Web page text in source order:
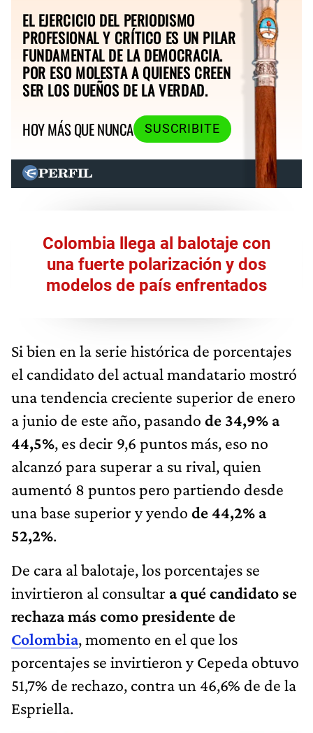
EL EJERCICIO DEL PERIODISMO
PROFESIONAL Y CRÍTICO ES UN PILAR
FUNDAMENTAL DE LA DEMOCRACIA.
POR ESO MOLESTA A QUIENES CREEN
SER LOS DUEÑOS DE LA VERDAD.
HOY MÁS QUE NUNCA
SUSCRIBITE
Colombia llega al balotaje con
una fuerte polarización y dos
modelos de país enfrentados
Si bien en la serie histórica de porcentajes
el candidato del actual mandatario mostró
una tendencia creciente superior de enero
a junio de este año, pasando de 34,9% a
44,5%, es decir 9,6 puntos más, eso no
alcanzó para superar a su rival, quien
aumentó 8 puntos pero partiendo desde
una base superior y yendo de 44,2% a
52,2%.
De cara al balotaje, los porcentajes se
invirtieron al consultar a qué candidato se
rechaza más como presidente de
Colombia, momento en el que los
porcentajes se invirtieron y Cepeda obtuvo
51,7% de rechazo, contra un 46,6% de de la
Espriella.